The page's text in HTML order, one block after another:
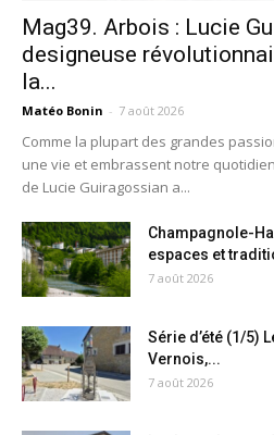
Mag39. Arbois : Lucie
designeuse
la...
Matéo Bonin - 7 août 2026
Comme la plupart des grandes
une vie et embrassent notre
de Lucie Guiragossian a...
Champagnole-
espaces et
7 août 2026
Série d’été (1/5)
Vernois,...
7 août 2026